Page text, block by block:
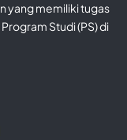
yang memiliki tugas
Studi (PS) di